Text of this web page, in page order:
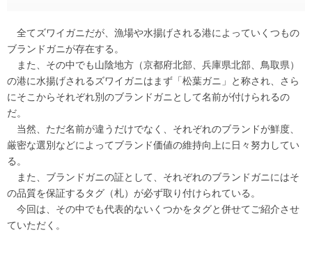
全てズワイガニだが、漁場や水揚げされる港によっていくつもの
ブランドガニが存在する。
また、その中でも山陰地方（京都府北部、兵庫県北部、鳥取県）
の港に水揚げされるズワイガニはまず「松葉ガニ」と称され、さら
にそこからそれぞれ別のブランドガニとして名前が付けられるの
だ。
当然、ただ名前が違うだけでなく、それぞれのブランドが鮮度、
厳密な選別などによってブランド価値の維持向上に日々努力してい
る。
また、ブランドガニの証として、それぞれのブランドガニにはそ
の品質を保証するタグ（札）が必ず取り付けられている。
今回は、その中でも代表的ないくつかをタグと併せてご紹介させ
ていただく。